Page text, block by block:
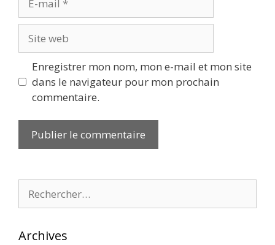
mail
web
Enregistrer mon nom, mon e-mail et mon site
dans le navigateur pour mon prochain
commentaire.
Archives